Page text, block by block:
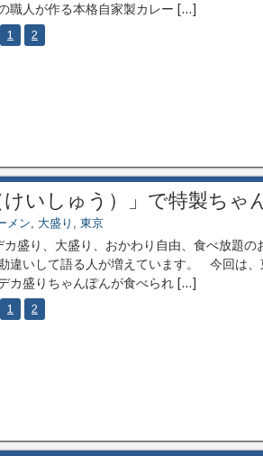
職人が作る本格自家製カレー […]
1 2
いしゅう）」で特製ちゃ
メン, 大盛り , 東京
カ盛り、大盛り、おかわり自由、食べ放題の
違いして語る人が増えています。 今回は
カ盛りちゃんぽんが食べられ […]
1 2